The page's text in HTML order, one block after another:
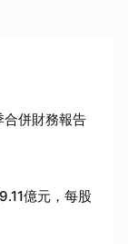
合併財務報告
億元，每股